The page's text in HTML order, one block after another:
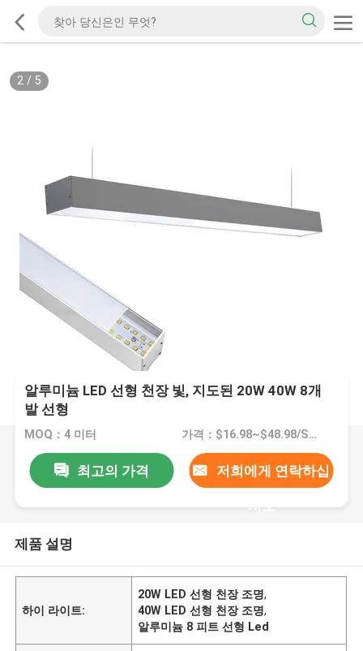
2/ 5
알루미늄 LED 선형 천장 빛, 지도된 20W 40W 8개
발 선형
MOQ：4 미터 가격：$16.98~$48.98/SET
최고의 가격 저희에게 연락하십
시오
제품 설명
하이 라이트:
20W LED 선형 천장 조명,
40W LED 선형 천장 조명,
알루미늄 8 피트 선형 Led